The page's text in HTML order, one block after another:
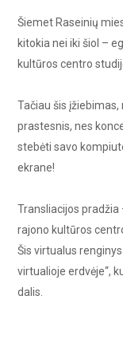
Šiemet Raseinių
kitokia nei iki šiol –
kultūros centro
Tačiau šis
prastesnis, nes
stebėti savo
ekrane!
Transliacijos pradžia
rajono kultūros
Šis virtualus
virtualioje erdvėje“,
dalis.